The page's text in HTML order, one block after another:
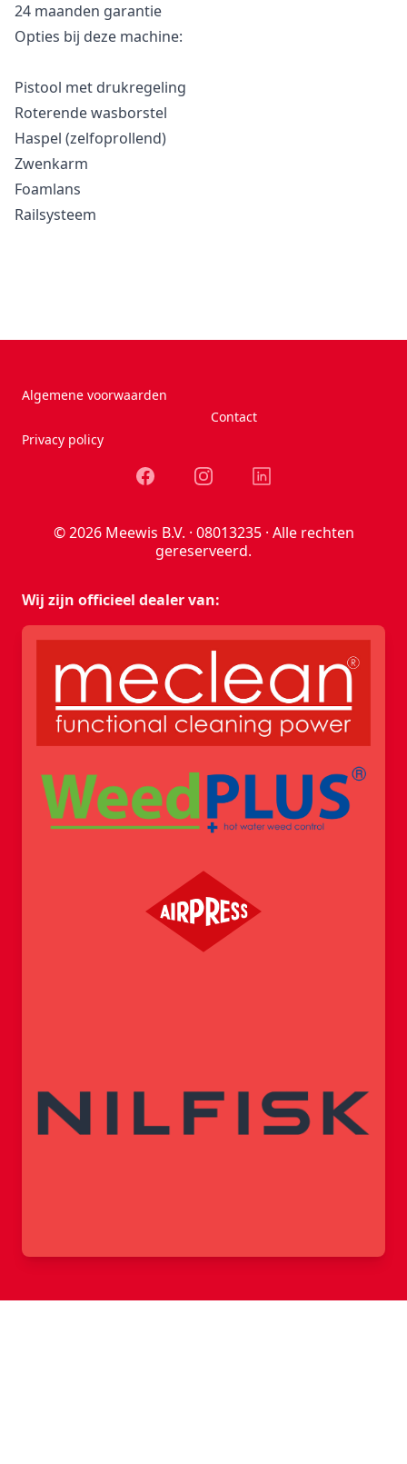
24 maanden garantie
Opties bij deze machine:
Pistool met drukregeling
Roterende wasborstel
Haspel (zelfoprollend)
Zwenkarm
Foamlans
Railsysteem
Algemene voorwaarden
Privacy policy
Contact
FacebookInstagramLinkedIn
© 2026 Meewis B.V. · 08013235 · Alle rechten
gereserveerd.
Wij zijn officieel dealer van: